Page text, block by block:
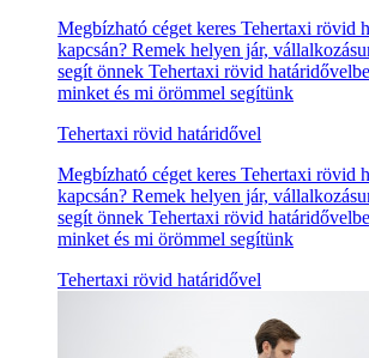
Megbízható céget keres Tehertaxi rövid
kapcsán? Remek helyen jár,
segít önnek Tehertaxi rövid
minket és mi örömmel segítünk
Tehertaxi rövid határidővel
Megbízható céget keres Tehertaxi rövid
kapcsán? Remek helyen jár,
segít önnek Tehertaxi rövid
minket és mi örömmel segítünk
Tehertaxi rövid határidővel